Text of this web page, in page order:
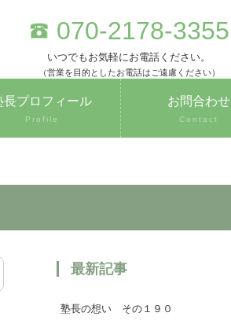
070-2178-3355
いつでもお気軽にお電話ください。
（営業を目的としたお電話はご遠慮ください）
長プロフィール
Profile
お問合わせ
Contact
最新記事
塾長の想い その１９０